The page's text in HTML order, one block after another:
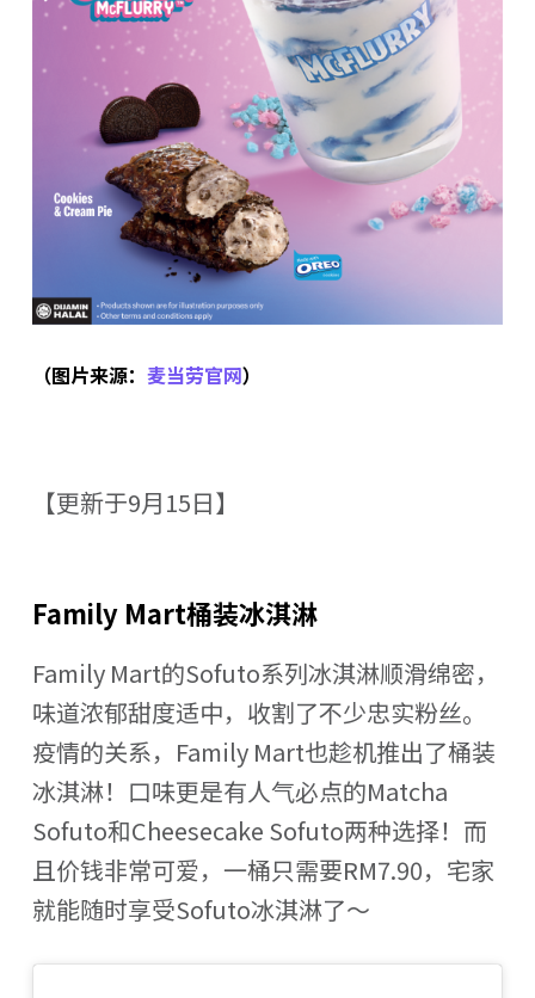
（图片来源： 麦当劳官网）
【更新于9月15日】
Family Mart桶装冰淇淋
Family Mart的Sofuto系列冰淇淋顺滑绵密，
味道浓郁甜度适中，收割了不少忠实粉丝。
疫情的关系，Family Mart也趁机推出了桶装
冰淇淋！口味更是有人气必点的Matcha
Sofuto和Cheesecake Sofuto两种选择！而
且价钱非常可爱，一桶只需要RM7.90，宅家
就能随时享受Sofuto冰淇淋了～